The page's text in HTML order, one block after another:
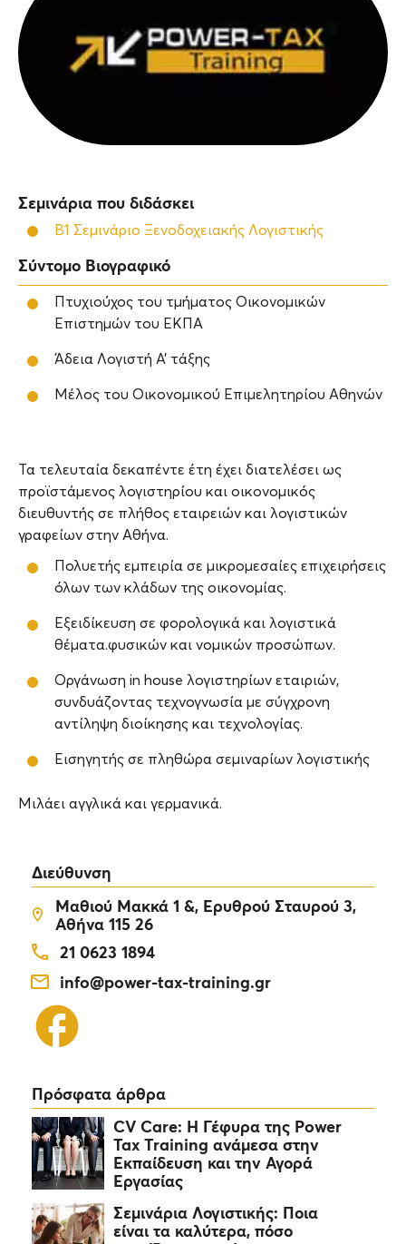
Σεμινάρια που διδάσκει
Β1 Σεμινάριο Ξενοδοχειακής Λογιστικής
Σύντομο Βιογραφικό
Πτυχιούχος του τμήματος Οικονομικών
Επιστημών του ΕΚΠΑ
Άδεια Λογιστή Α’ τάξης
Μέλος του Οικονομικού Επιμελητηρίου Αθηνών
Τα τελευταία δεκαπέντε έτη έχει διατελέσει ως
προϊστάμενος λογιστηρίου και οικονομικός
διευθυντής σε πλήθος εταιρειών και λογιστικών
γραφείων στην Αθήνα.
Πολυετής εμπειρία σε μικρομεσαίες επιχειρήσεις
όλων των κλάδων της οικονομίας.
Εξειδίκευση σε φορολογικά και λογιστικά
θέματα.φυσικών και νομικών προσώπων.
Οργάνωση in house λογιστηρίων εταιριών,
συνδυάζοντας τεχνογνωσία με σύγχρονη
αντίληψη διοίκησης και τεχνολογίας.
Εισηγητής σε πληθώρα σεμιναρίων λογιστικής
Μιλάει αγγλικά και γερμανικά.
Διεύθυνση
Μαθιού Μακκά 1 &, Ερυθρού Σταυρού 3,
Αθήνα 115 26
21 0623 1894
info@power-tax-training.gr
Πρόσφατα άρθρα
CV Care: Η Γέφυρα της Power
Tax Training ανάμεσα στην
Εκπαίδευση και την Αγορά
Εργασίας
Σεμινάρια Λογιστικής: Ποια
είναι τα καλύτερα, πόσο